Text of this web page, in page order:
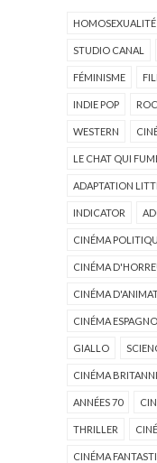
HOMOSEXUALITÉ
STUDIO CANAL
FÉMINISME
INDIE POP
WESTERN
LE CHAT QUI
ADAPTATION
INDICATOR
CINÉMA
CINÉMA
CINÉMA
CINÉMA
GIALLO
CINÉMA
ANNÉES 70
THRILLER
CINÉMA